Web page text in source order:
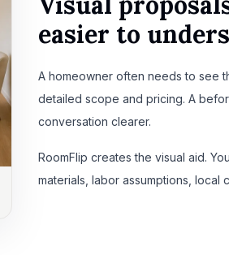
easier to
A homeowner often needs to see
detailed scope and pricing. A
conversation clearer.
RoomFlip creates the visual aid.
materials, labor assumptions, local